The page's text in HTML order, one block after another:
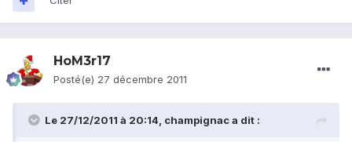
HoM3r17
Posté(e) 27 décembre 2011
Le 27/12/2011 à 20:14, champignac a dit :